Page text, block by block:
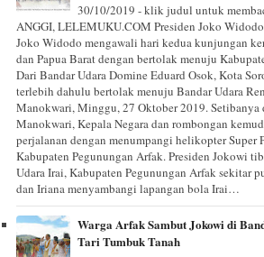
30/10/2019 - klik judul untuk
ANGGI, LELEMUKU.COM Presiden Joko
Joko Widodo mengawali hari kedua kunjungan
dan Papua Barat dengan bertolak menuju
Dari Bandar Udara Domine Eduard Osok, Kota
terlebih dahulu bertolak menuju Bandar Udara
Manokwari, Minggu, 27 Oktober 2019. Setibanya
Manokwari, Kepala Negara dan rombongan
perjalanan dengan menumpangi helikopter Super
Kabupaten Pegunungan Arfak. Presiden Jokowi
Udara Irai, Kabupaten Pegunungan Arfak sekitar
dan Iriana menyambangi lapangan bola Irai…
Warga Arfak Sambut Jokowi di
Tari Tumbuk Tanah